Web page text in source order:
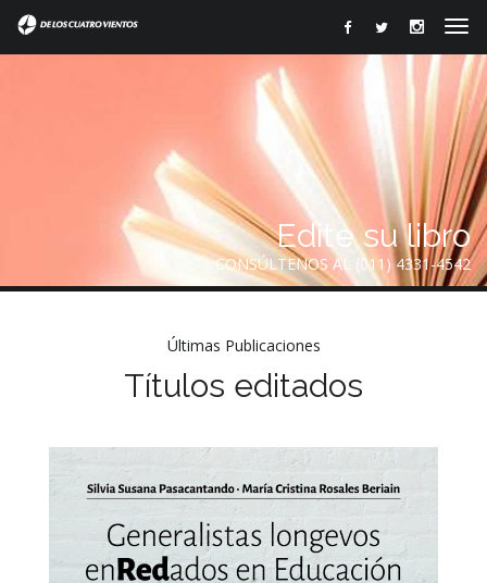
Edite su libro
CONSÚLTENOS AL (011) 4331-4542
Últimas Publicaciones
Títulos editados